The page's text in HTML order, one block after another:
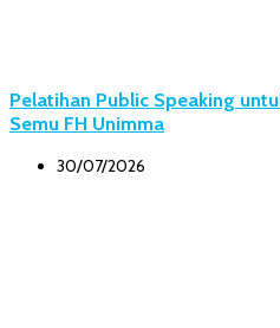
Pelatihan Public Speaking
Semu FH Unimma
30/07/2026